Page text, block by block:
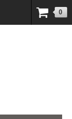
識の豊富なナチュ
ズをお届けします！
0